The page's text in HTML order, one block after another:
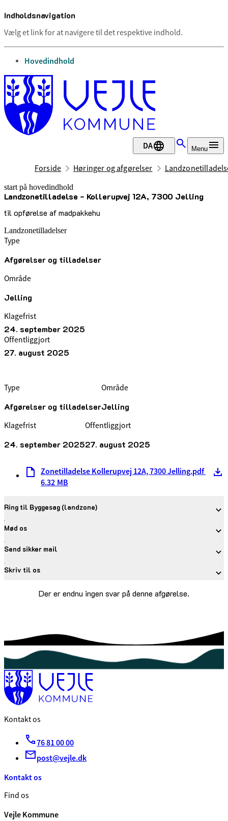
Indholdsnavigation
Vælg et link for at navigere til det respektive indhold.
gå til
Hovedindhold
DA Menu
Forside Høringer og afgørelser
start på hovedindhold
Landzonetilladelse - Kollerupvej 12A, 7300 Jelling
til opførelse af madpakkehu
senest opdateret 27. august 2025
Landzonetilladelser
Type
Afgørelser og tilladelser
Område
Jelling
Klagefrist
24. september 2025
Offentliggjort
27. august 2025
Type
Afgørelser og tilladelser
Område
Jelling
Klagefrist
24. september 2025
Offentliggjort
27. august 2025
Zonetilladelse Kollerupvej 12A, 7300 Jelling.pdf
6.32 MB
Ring til Byggesag (landzone)
Mød os
Send sikker mail
Skriv til os
Der er endnu ingen svar på denne afgørelse.
Kontakt os
76 81 00 00
post@vejle.dk
Kontakt os
Find os
Vejle Kommune